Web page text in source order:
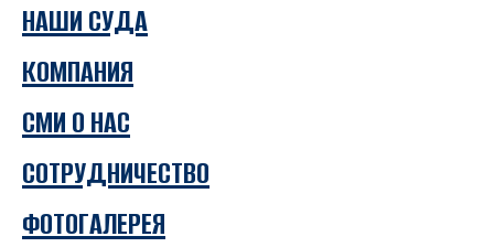
НАШИ СУДА
КОМПАНИЯ
СМИ О НАС
СОТРУДНИЧЕСТВО
ФОТОГАЛЕРЕЯ